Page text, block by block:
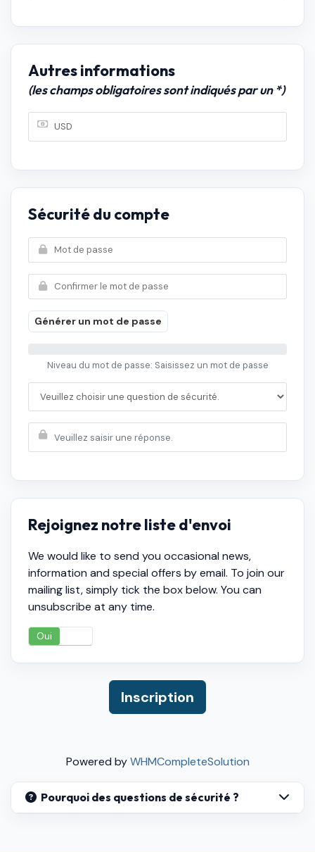
Autres informations
(les champs obligatoires sont indiqués par un *)
Sécurité du compte
Générer un mot de passe
Niveau du mot de passe: Saisissez un mot de passe
Rejoignez notre liste d'envoi
We would like to send you occasional news,
information and special offers by email. To join our
mailing list, simply tick the box below. You can
unsubscribe at any time.
Oui
Powered byWHMCompleteSolution
Pourquoi des questions de sécurité ?